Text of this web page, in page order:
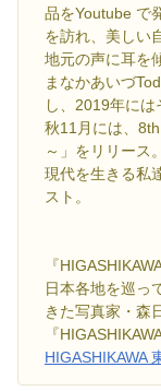
品をYoutube で
を訪れ、美しい
地元の声に耳を
まなかあいづ
し、2019年に
秋11月には、
～」をリリース。
現代を生きる私
スト。
『
日本各地を巡っ
きた写真家・森
『
HIGASHIKAWA